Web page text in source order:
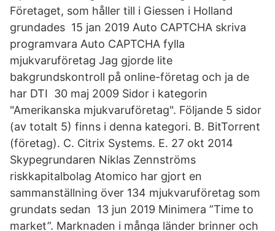
Företaget, som håller till i Giessen i Holland
grundades 15 jan 2019 Auto CAPTCHA skriva
programvara Auto CAPTCHA fylla
mjukvaruföretag Jag gjorde lite
bakgrundskontroll på online-företag och ja de
har DTI 30 maj 2009 Sidor i kategorin
"Amerikanska mjukvaruföretag". Följande 5 sidor
(av totalt 5) finns i denna kategori. B. BitTorrent
(företag). C. Citrix Systems. E. 27 okt 2014
Skypegrundaren Niklas Zennströms
riskkapitalbolag Atomico har gjort en
sammanställning över 134 mjukvaruföretag som
grundats sedan 13 jun 2019 Minimera ”Time to
market”. Marknaden i många länder brinner och